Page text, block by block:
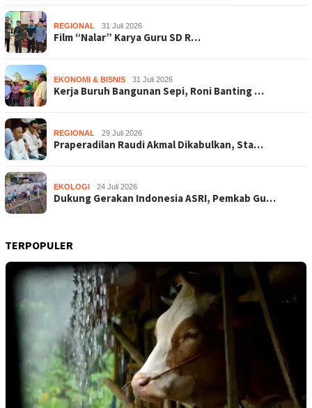
REGIONAL 31 Juli 2026
Film “Nalar” Karya Guru SD R…
EKONOMI & BISNIS 31 Juli 2026
Kerja Buruh Bangunan Sepi, Roni Banting …
REGIONAL 29 Juli 2026
Praperadilan Raudi Akmal Dikabulkan, Sta…
EKOLOGI 24 Juli 2026
Dukung Gerakan Indonesia ASRI, Pemkab Gu…
TERPOPULER